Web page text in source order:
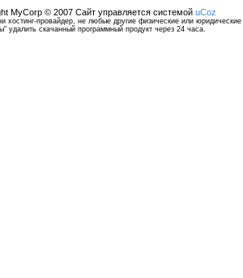
MyCorp © 2007 Сайт управляется системой uCoz
провайдер, не любые другие физические или юридические
удалить скачанный программный продукт через 24 часа.